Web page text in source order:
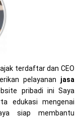
terdaftar dan CEO
pelayanan jasa
pribadi ini Saya
edukasi mengenai
siap membantu